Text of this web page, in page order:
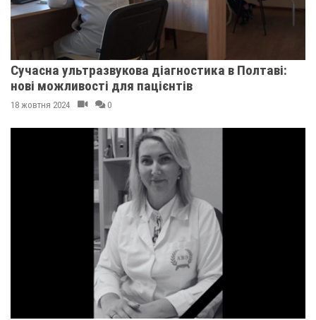
Сучасна ультразвукова діагностика в Полтаві:
нові можливості для пацієнтів
18 жовтня 2024 0